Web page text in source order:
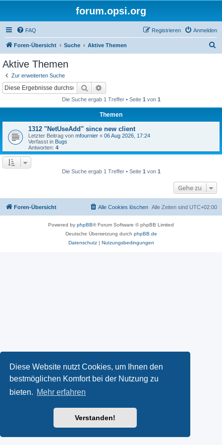
Diese Website nutzt Cookies, um Ihnen den
bestmöglichen Komfort bei der Nutzung zu
bieten. Mehr erfahren
Verstanden!
forum.opsi.org
FAQ Anmelden
Registrieren
Foren-Übersicht Suche Aktive Themen
Aktive Themen
Zur erweiterten Suche
Suche
Die Suche ergab 1 Treffer • Seite 1 von 1
Themen
1312 "NetUseAdd" since new client
Letzter Beitrag von mfournier « 06 Aug 2026, 17:24
Verfasst in Bugs
Antworten: 4
Die Suche ergab 1 Treffer • Seite 1 von 1
Gehe zu
Foren-Übersicht Alle Zeiten sind UTC+02:00
Alle Cookies löschen
Powered by phpBB® Forum Software © phpBB Limited
Deutsche Übersetzung durch phpBB.de
Datenschutz| Nutzungsbedingungen